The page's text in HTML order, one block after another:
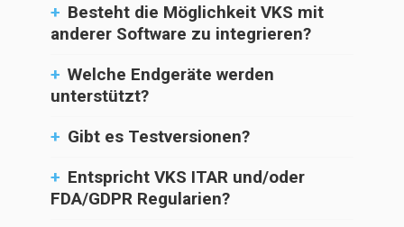
+ Besteht die Möglichkeit VKS mit
anderer Software zu integrieren?
+ Welche Endgeräte werden
unterstützt?
+ Gibt es Testversionen?
+ Entspricht VKS ITAR und/oder
FDA/GDPR Regularien?